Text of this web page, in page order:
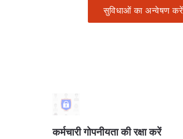
सुविधाओं का अन्वेषण करें
कर्मचारी गोपनीयता की रक्षा करें